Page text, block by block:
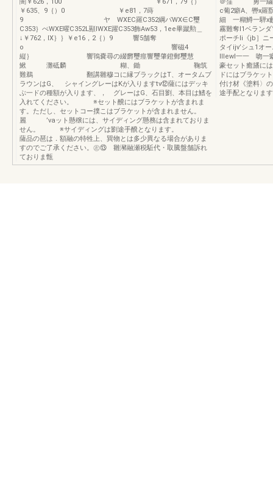
￥635、9｛）0 ￥e81，7蒔
9 ヤ WXEC羅C352綱パWX∈C璽
C353｝ぺWXE曜C352L顯lWXE躍C353飾Aw53，1ee畢蹴勲＿
↓￥762，IX｝｝￥e16，2｛）9 響5舗奪
o 響磁4
縦｝ 響鴇嚢尋の綴欝璽痙響璽肇鐙郵璽慧
鰍 灘砥麟 糊、鋤 鞠筑
難鵜 翻講雛穆コに縁ブラックはT、オータムブ
ラウンはG、 シャイングレーはKが入りますtv⑫薩にはデッキ
ぶ一ドの種額が入ります、， グレーはG、石目劉、本目は鰭を
入れてください。 ※セット醗にはブラケットが含まれま
す。ただし、セットコー撲こはブラケットが含まれません。
麗 ’vaット懸穣には、サイディング懸務は含まれておりま
せん。 ※サイディングは劉途手醗となります。
薩品の琶は．額融の特牲上、巽物とは多少異なる場合がありま
すのでご了承ください。㊧⑬ 雛瀦融瀬税駈代・取騰盤舗訴れ
ておりま甑
c葡2癖A、轡
細 一糊鱒一騨x
霧難奪l1ベラン
ポーチli《jb］ニ
タイijv’シュ1オ
llIewI一一 吻一
豪セット癒旙に
ドにはブラケ
付け材《塗料〉
途手配となりま